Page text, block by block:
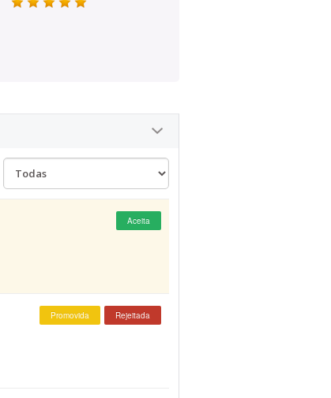
Aceita
Promovida Rejeitada